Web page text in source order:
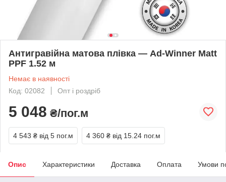
Антигравійна матова плівка — Ad-Winner Matt
PPF 1.52 м
Немає в наявності
Код: 02082
Опт і роздріб
5 048 ₴/пог.м
4 543 ₴ від 5 пог.м 4 360 ₴ від 15.24 пог.м
Опис Характеристики Доставка Оплата Умови